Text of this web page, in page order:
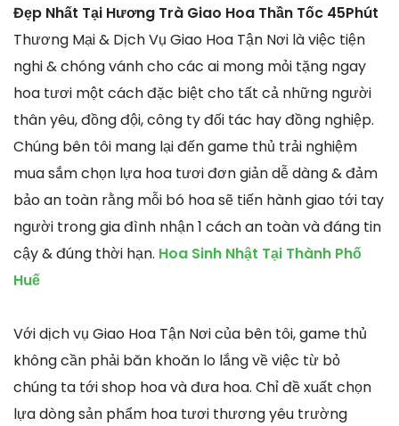
Đẹp Nhất Tại Hương Trà Giao Hoa Thần Tốc 45Phút
Thương Mại & Dịch Vụ Giao Hoa Tận Nơi là việc tiện
nghi & chóng vánh cho các ai mong mỏi tặng ngay
hoa tươi một cách đặc biệt cho tất cả những người
thân yêu, đồng đội, công ty đối tác hay đồng nghiệp.
Chúng bên tôi mang lại đến game thủ trải nghiệm
mua sắm chọn lựa hoa tươi đơn giản dễ dàng & đảm
bảo an toàn rằng mỗi bó hoa sẽ tiến hành giao tới tay
người trong gia đình nhận 1 cách an toàn và đáng tin
cậy & đúng thời hạn. Hoa Sinh Nhật Tại Thành Phố
Huế
Với dịch vụ Giao Hoa Tận Nơi của bên tôi, game thủ
không cần phải băn khoăn lo lắng về việc từ bỏ
chúng ta tới shop hoa và đưa hoa. Chỉ đề xuất chọn
lựa dòng sản phẩm hoa tươi thương yêu trường